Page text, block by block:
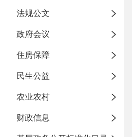
法规公文
政府会议
住房保障
民生公益
农业农村
财政信息